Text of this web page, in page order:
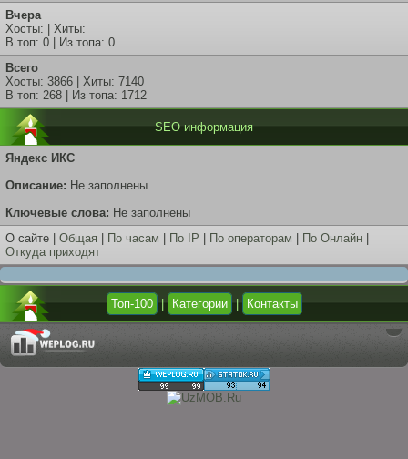
Вчера
Хосты: | Хиты:
В топ: 0 | Из топа: 0
Всего
Хосты: 3866 | Хиты: 7140
В топ: 268 | Из топа: 1712
SEO информация
Яндекс ИКС
Описание: Не заполнены
Ключевые слова: Не заполнены
О сайте | Общая | По часам | По IP | По операторам | По Онлайн |
Откуда приходят
Топ-100 | Категории | Контакты